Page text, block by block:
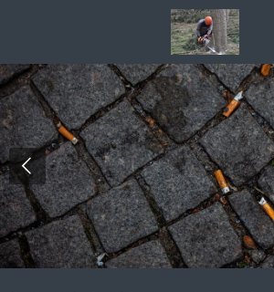
naar
de
hoofdinhoud